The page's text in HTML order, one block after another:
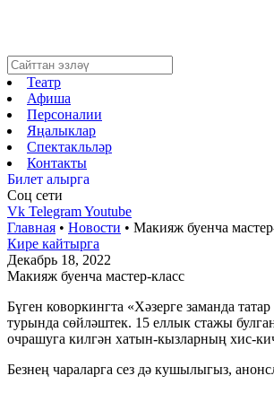
Театр
Афиша
Персоналии
Яңалыклар
Спектакльләр
Контакты
Билет алырга
Соц cети
Vk TelegramYoutube
Главная • Новости • Макияж буенча
Кире кайтырга
Декабрь 18, 2022
Макияж буенча мастер-класс
Бүген коворкингта «Хәзерге заманда
турында сөйләштек. 15 еллык стажы
очрашуга килгән хатын-кызларның хис-
Безнең чараларга сез дә кушылыгыз,